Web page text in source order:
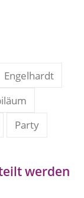
Engelhardt
Party
werden